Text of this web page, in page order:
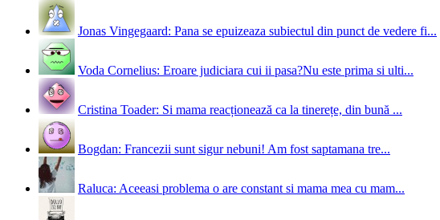
Jonas Vingegaard: Pana se epuizeaza subiectul din punct de vedere fi...
Voda Cornelius: Eroare judiciara cui ii pasa?Nu este prima si ulti...
Cristina Toader: Si mama reacționează ca la tinerețe, din bună ...
Bogdan: Francezii sunt sigur nebuni! Am fost saptamana tre...
Raluca: Aceeasi problema o are constant si mama mea cu mam...